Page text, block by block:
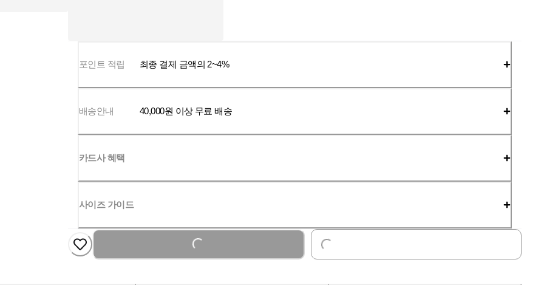
포인트 적립 최종 결제 금액의 2~4%
배송안내 40,000원 이상 무료 배송
카드사 혜택
사이즈 가이드
Loading... Loading...